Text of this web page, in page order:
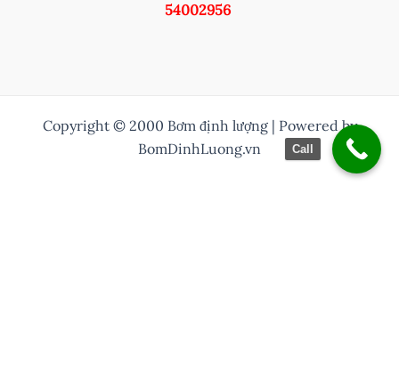
54002956
Copyright © 2000 Bơm định lượng | Powered by
BomDinhLuong.vn
Call